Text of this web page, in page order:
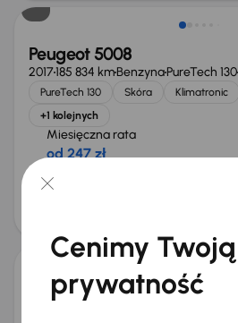
Peugeot 5008
2017185 834 kmBenzynaPureTech 130
PureTech 130 Skóra Klimatronic
+1 kolejnych
Miesięczna rata
od 247 zł
Najniższa cena z 30 dni przed
Peugeot 5008
Cenimy Twoją
prywatność